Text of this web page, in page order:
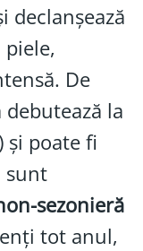
declanșează
De
la
și poate fi
sunt
sezonieră
tot anul,